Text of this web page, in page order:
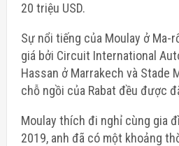
20 triệu USD.
Sự nổi tiếng của Moulay ở Ma-
giá bởi Circuit International
Hassan ở Marrakech và Stade
chỗ ngồi của Rabat đều được
Moulay thích đi nghỉ cùng gia
2019, anh đã có một khoảng